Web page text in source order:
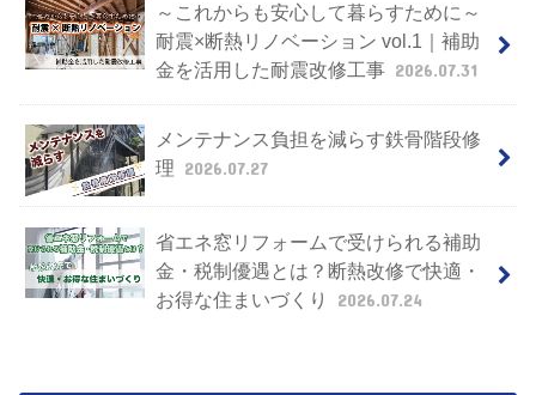
～これからも安心して暮らすために～
耐震×断熱リノベーション vol.1｜補助
金を活用した耐震改修工事 2026.07.31
メンテナンス負担を減らす鉄骨階段修
理 2026.07.27
省エネ窓リフォームで受けられる補助
金・税制優遇とは？断熱改修で快適・
お得な住まいづくり
2026.07.24